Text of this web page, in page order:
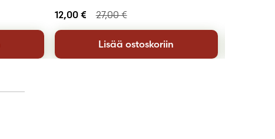
12,00 € 27,00€
Lisää ostoskoriin